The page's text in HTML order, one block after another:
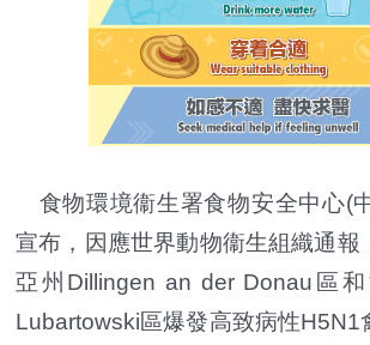
食物環境衞生署食物安全中心(
宣布，因應世界動物衞生組織通報
亞州Dillingen an der Donau區
Lubartowski區爆發高致病性H5N1